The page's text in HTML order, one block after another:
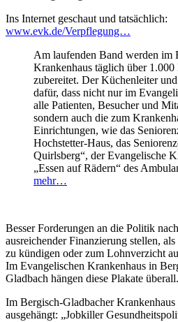
Ins Internet geschaut und tatsächlich:
www.evk.de/Verpflegung…
Am laufenden Band werden im
Krankenhaus täglich über
zubereitet. Der Küchenleiter
dafür, dass nicht nur im
alle Patienten, Besucher und
sondern auch die zum
Einrichtungen, wie das
Hochstetter-Haus, das
Quirlsberg“, der Evangelische
„Essen auf Rädern“ des
mehr…
Besser Forderungen an die Politik nach
ausreichender Finanzierung stellen,
zu kündigen oder zum Lohnverzicht
Im Evangelischen Krankenhaus in
Gladbach hängen diese Plakate überall.
Im Bergisch-Gladbacher
ausgehängt: „Jobkiller